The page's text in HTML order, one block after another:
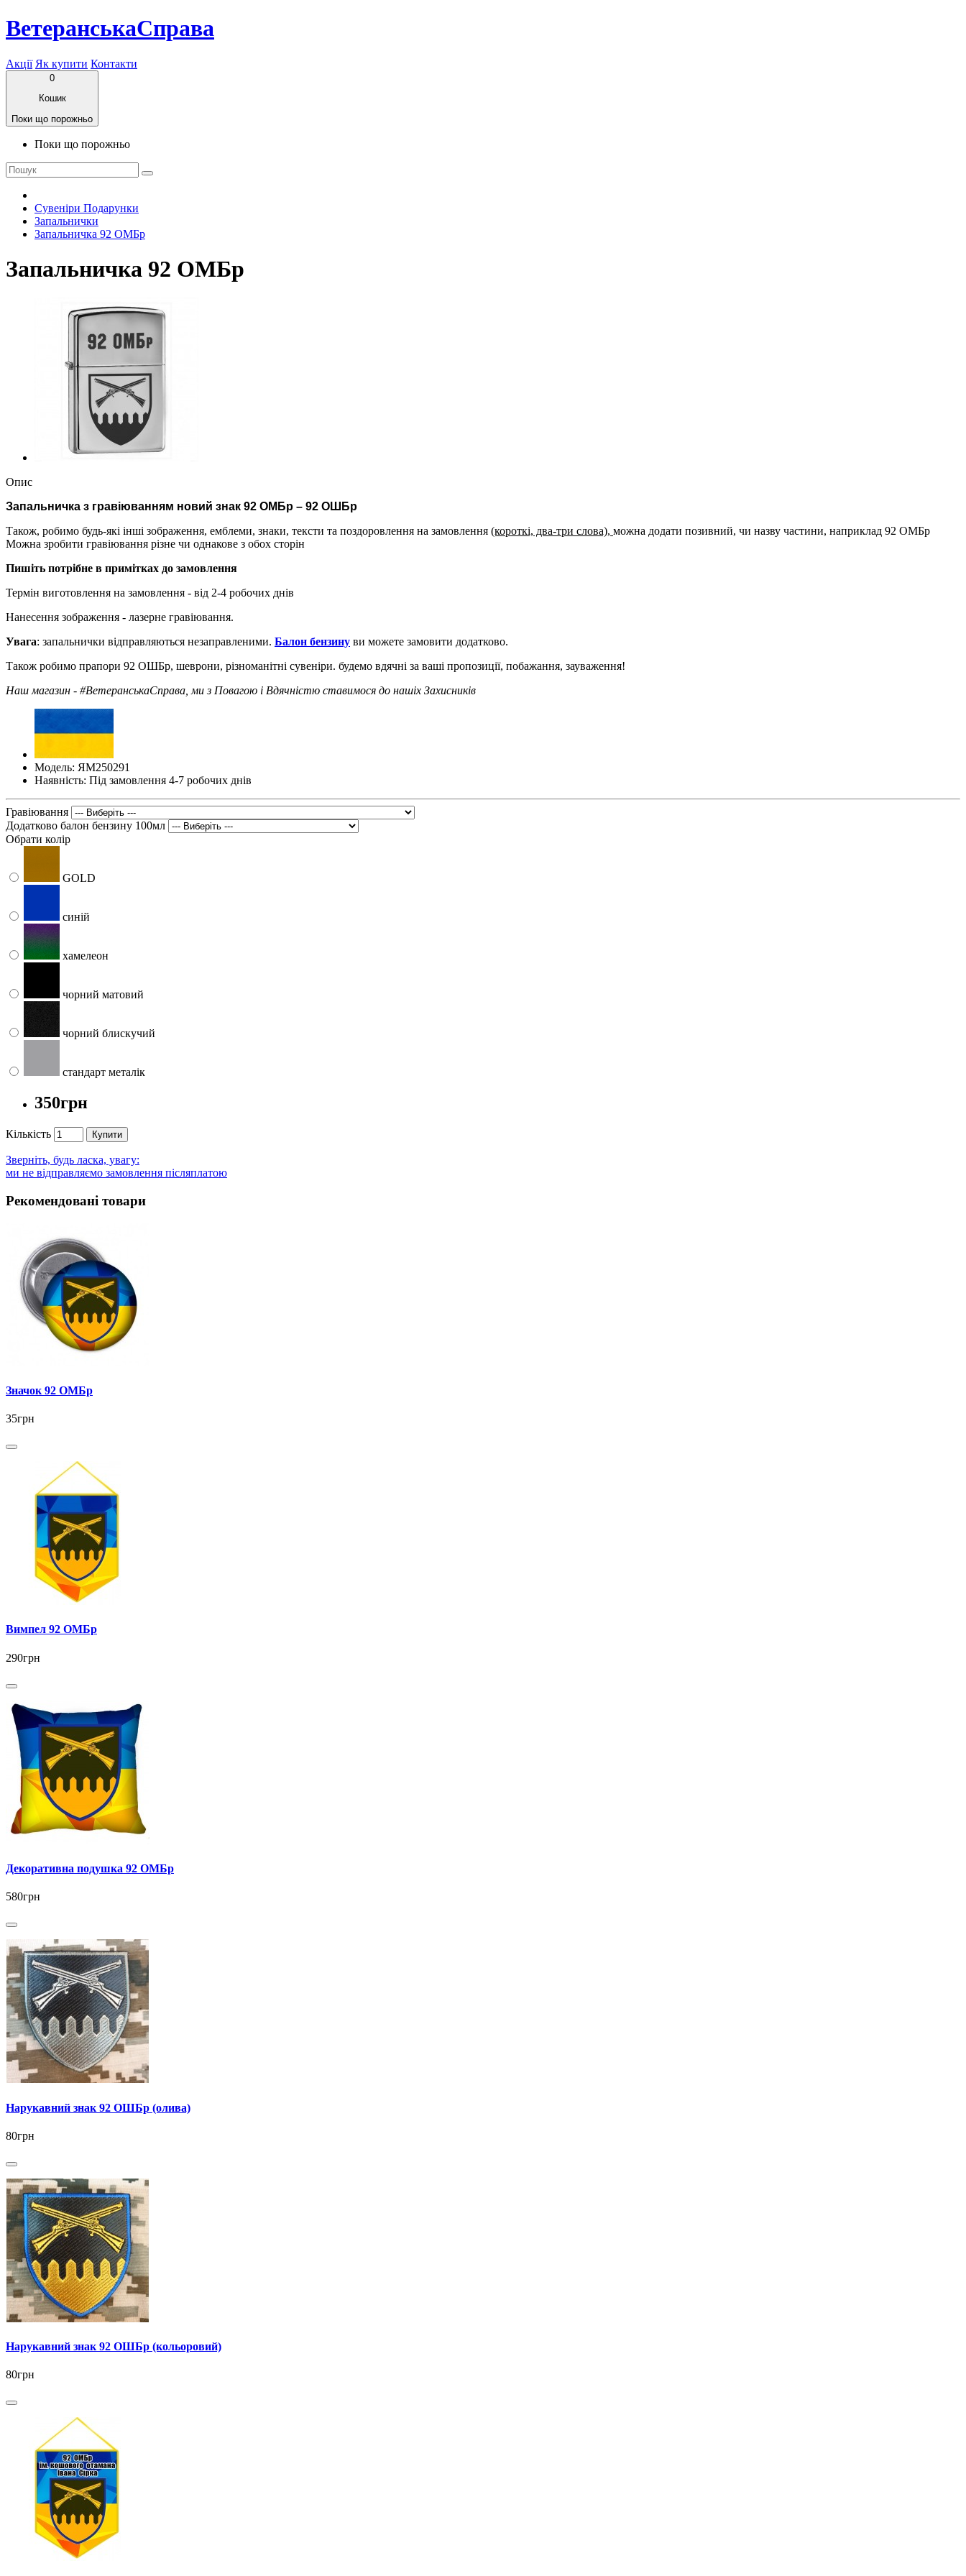
ВетеранськаСправа
Акції Як купити Контакти
0
Кошик
Поки що порожньо
Поки що порожньо
Сувеніри Подарунки
Запальнички
Запальничка 92 ОМБр
Запальничка 92 ОМБр
Опис
Запальничка з гравіюванням новий знак 92 ОМБр – 92 ОШБр
Також, робимо будь-які інші зображення, емблеми, знаки, тексти та поздоровлення на замовлення (короткі, два-три слова), можна додати позивний, чи назву частини, наприклад 92 ОМБр
Можна зробити гравіювання різне чи однакове з обох сторін
Пишіть потрібне в примітках до замовлення
Термін виготовлення на замовлення - від 2-4 робочих днів
Нанесення зображення - лазерне гравіювання.
Увага: запальнички відправляються незаправленими. Балон бензину ви можете замовити додатково.
Також робимо прапори 92 ОШБр, шеврони, різноманітні сувеніри. будемо вдячні за ваші пропозиції, побажання, зауваження!
Наш магазин - #ВетеранськаСправа, ми з Повагою і Вдячністю ставимося до нашіх Захисників
Модель: ЯМ250291
Наявність: Під замовлення 4-7 робочих днів
Гравіювання
Додатково балон бензину 100мл
Обрати колір
GOLD
синій
хамелеон
чорний матовий
чорний блискучий
стандарт металік
350грн
Кількість Купити
Зверніть, будь ласка, увагу:
ми не відправляємо замовлення післяплатою
Рекомендовані товари
Значок 92 ОМБр
35грн
Вимпел 92 ОМБр
290грн
Декоративна подушка 92 ОМБр
580грн
Нарукавний знак 92 ОШБр (олива)
80грн
Нарукавний знак 92 ОШБр (кольоровий)
80грн